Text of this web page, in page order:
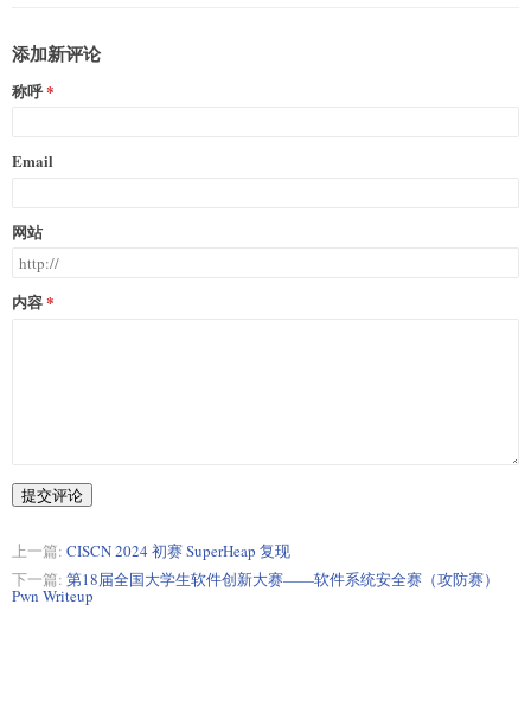
添加新评论
称呼
Email
网站
内容
提交评论
上一篇: CISCN 2024 初赛 SuperHeap 复现
下一篇: 第18届全国大学生软件创新大赛——软件系统安全赛（攻防赛）
Pwn Writeup